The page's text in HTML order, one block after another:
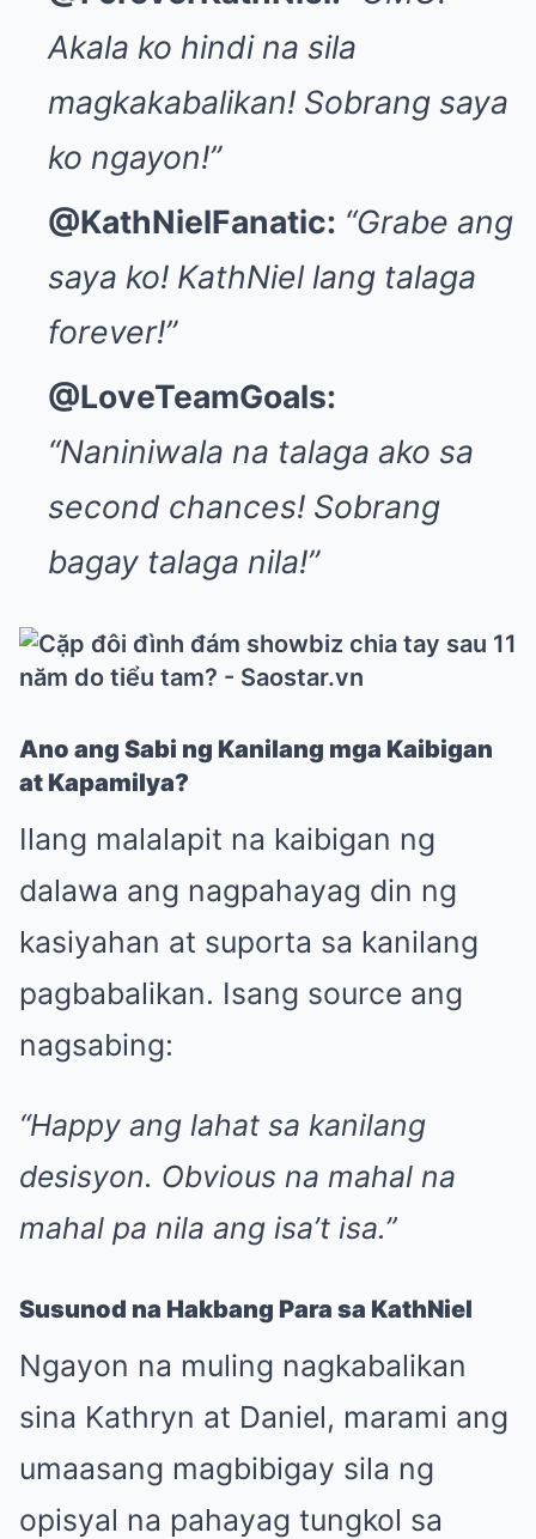
Akala ko hindi na sila
magkakabalikan! Sobrang saya
ko ngayon!”
@KathNielFanatic: “Grabe ang
saya ko! KathNiel lang talaga
forever!”
@LoveTeamGoals:
“Naniniwala na talaga ako sa
second chances! Sobrang
bagay talaga nila!”
Ano ang Sabi ng Kanilang mga Kaibigan
at Kapamilya?
Ilang malalapit na kaibigan ng
dalawa ang nagpahayag din ng
kasiyahan at suporta sa kanilang
pagbabalikan. Isang source ang
nagsabing:
“Happy ang lahat sa kanilang
desisyon. Obvious na mahal na
mahal pa nila ang isa’t isa.”
Susunod na Hakbang Para sa KathNiel
Ngayon na muling nagkabalikan
sina Kathryn at Daniel, marami ang
umaasang magbibigay sila ng
opisyal na pahayag tungkol sa